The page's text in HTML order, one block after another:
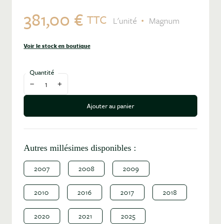
381,00 € TTC L'unité Magnum
Voir le stock en boutique
Quantité
Diminuer la quantité
Augmenter la quantité
Ajouter au panier
Autres millésimes disponibles :
2007 2008 2009
2010 2016 2017 2018
2020 2021 2025